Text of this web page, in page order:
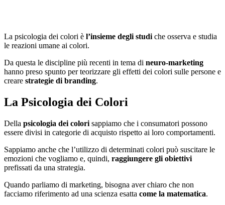
La psicologia dei colori è l’insieme degli studi che osserva e studia
le reazioni umane ai colori.
Da questa le discipline più recenti in tema di neuro-marketing
hanno preso spunto per teorizzare gli effetti dei colori sulle persone e
creare strategie di branding.
La Psicologia dei Colori
Della psicologia dei colori sappiamo che i consumatori possono
essere divisi in categorie di acquisto rispetto ai loro comportamenti.
Sappiamo anche che l’utilizzo di determinati colori può suscitare le
emozioni che vogliamo e, quindi, raggiungere gli obiettivi
prefissati da una strategia.
Quando parliamo di marketing, bisogna aver chiaro che non
facciamo riferimento ad una scienza esatta come la matematica.